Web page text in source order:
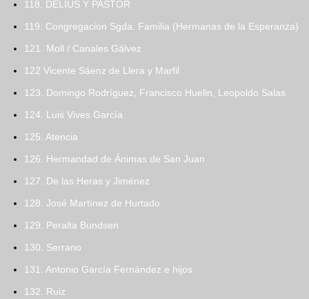
118. DELIUS Y PASTOR
119. Congregacion Sgda. Familia (Hermanas de la Esperanza)
121. Moll / Canales Gálvez
122 Vicente Sáenz de Llera y Marfil
123. Domingo Rodríguez, Francisco Huelin, Leopoldo Salas
124. Luis Vives García
125. Atencia
126. Hermandad de Ánimas de San Juan
127. De las Heras y Jiménez
128. José Martínez de Hurtado
129. Peralta Bundsen
130. Serrano
131. Antonio García Fernández e hijos
132. Ruiz